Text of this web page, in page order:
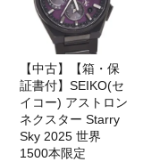
【中古】【箱・保
証書付】SEIKO(セ
イコー) アストロン
ネクスター Starry
Sky 2025 世界
1500本限定